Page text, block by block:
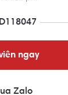
ngay
Zalo